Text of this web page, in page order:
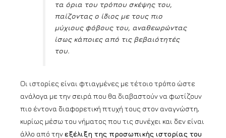
τα όρια του τρόπου σκέψης του,
παίζοντας ο ίδιος με τους πιο
μύχιους φόβους του, αναθεωρώντας
ίσως κάποιες από τις βεβαιότητές
του.
Οι ιστορίες είναι φτιαγμένες με τέτοιο τρόπο ώστε
ανάλογα με την σειρά που θα διαβαστούν να φωτίζουν
πιο έντονα διαφορετική πτυχή τους στον αναγνώστη,
κυρίως μέσω του νήματος που τις συνέχει και δεν είναι
άλλο από τηνεξέλιξη της προσωπικής ιστορίας του